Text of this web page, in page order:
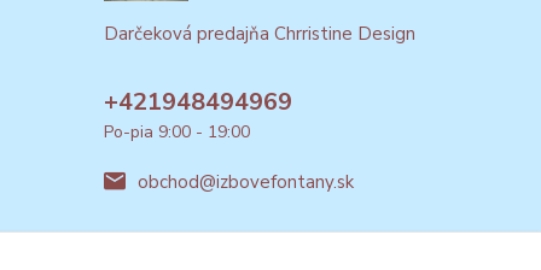
Darčeková predajňa Chrristine Design
+421948494969
Po-pia 9:00 - 19:00
obchod@izbovefontany.sk